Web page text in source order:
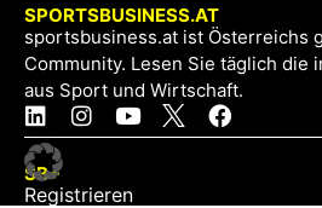
SPORTSBUSINESS.AT
sportsbusiness.at ist Österreichs
Community. Lesen Sie täglich die
aus Sport und Wirtschaft.
SB+
Registrieren